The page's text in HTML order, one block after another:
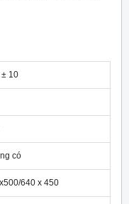
10
có
640 x 450